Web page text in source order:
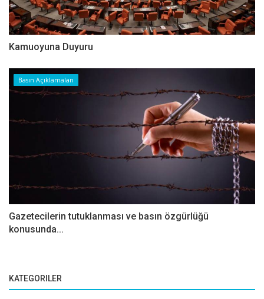
Kamuoyuna Duyuru
Basın Açıklamaları
Gazetecilerin tutuklanması ve basın özgürlüğü
konusunda...
KATEGORILER